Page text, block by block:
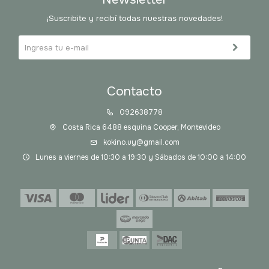
Contacto
092638778
Costa Rica 6488 esquina Cooper, Montevideo
kokino.uy@gmail.com
Lunes a viernes de 10:30 a 19:30 y Sábados de 10:00 a 14:00
¡Suscribite y recibí todas nuestras novedades!